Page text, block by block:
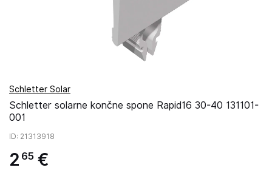
Schletter Solar
Schletter solarne končne spone Rapid16 30-40 131101-
001
ID: 21313918
2 65 €